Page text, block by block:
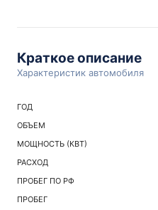
Краткое описание
Характеристик автомобиля
ГОД
ОБЪЕМ
МОЩНОСТЬ (КВТ)
РАСХОД
ПРОБЕГ ПО РФ
ПРОБЕГ